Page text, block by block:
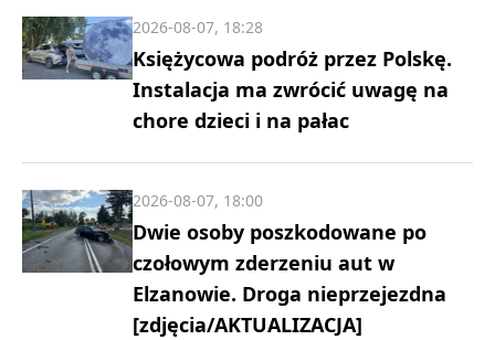
Księżycowa podróż przez Polskę.
Instalacja ma zwrócić uwagę na
chore dzieci i na pałac
2026-08-07, 18:28
Dwie osoby poszkodowane po
czołowym zderzeniu aut w
Elzanowie. Droga nieprzejezdna
[zdjęcia/AKTUALIZACJA]
2026-08-07, 18:00